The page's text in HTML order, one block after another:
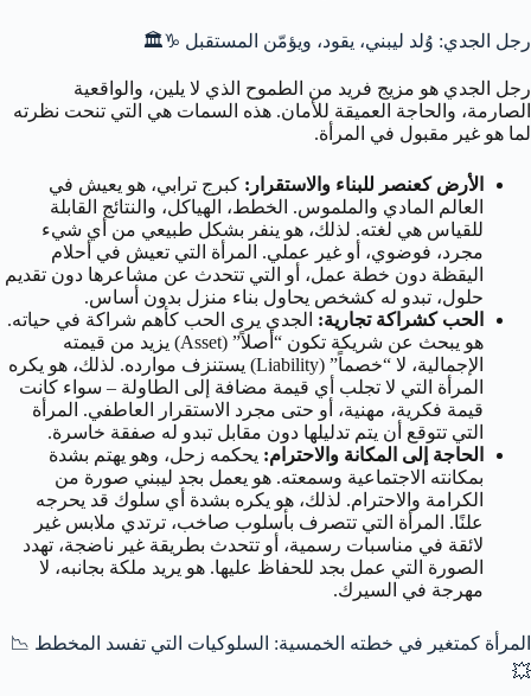
رجل الجدي: وُلد ليبني، يقود، ويؤمّن المستقبل ♑️🏛️
رجل الجدي هو مزيج فريد من الطموح الذي لا يلين، والواقعية
الصارمة، والحاجة العميقة للأمان. هذه السمات هي التي تنحت نظرته
لما هو غير مقبول في المرأة.
الأرض كعنصر للبناء والاستقرار: كبرج ترابي، هو يعيش في
العالم المادي والملموس. الخطط، الهياكل، والنتائج القابلة
للقياس هي لغته. لذلك، هو ينفر بشكل طبيعي من أي شيء
مجرد، فوضوي، أو غير عملي. المرأة التي تعيش في أحلام
اليقظة دون خطة عمل، أو التي تتحدث عن مشاعرها دون تقديم
حلول، تبدو له كشخص يحاول بناء منزل بدون أساس.
الحب كشراكة تجارية: الجدي يرى الحب كأهم شراكة في حياته.
هو يبحث عن شريكة تكون “أصلاً” (Asset) يزيد من قيمته
الإجمالية، لا “خصماً” (Liability) يستنزف موارده. لذلك، هو يكره
المرأة التي لا تجلب أي قيمة مضافة إلى الطاولة – سواء كانت
قيمة فكرية، مهنية، أو حتى مجرد الاستقرار العاطفي. المرأة
التي تتوقع أن يتم تدليلها دون مقابل تبدو له صفقة خاسرة.
الحاجة إلى المكانة والاحترام: يحكمه زحل، وهو يهتم بشدة
بمكانته الاجتماعية وسمعته. هو يعمل بجد ليبني صورة من
الكرامة والاحترام. لذلك، هو يكره بشدة أي سلوك قد يحرجه
علنًا. المرأة التي تتصرف بأسلوب صاخب، ترتدي ملابس غير
لائقة في مناسبات رسمية، أو تتحدث بطريقة غير ناضجة، تهدد
الصورة التي عمل بجد للحفاظ عليها. هو يريد ملكة بجانبه، لا
مهرجة في السيرك.
المرأة كمتغير في خطته الخمسية: السلوكيات التي تفسد المخطط 📉
💥